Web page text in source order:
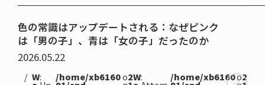
色の常識はアップデートされる：なぜピンク
は「男の子」、青は「女の子」だったのか
2026.05.22
W: /home/xb6160o2W: /home/xb6160o2